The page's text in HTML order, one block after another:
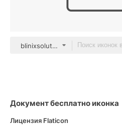
blinixsolutions black outline
Документ бесплатно иконка
Лицензия Flaticon